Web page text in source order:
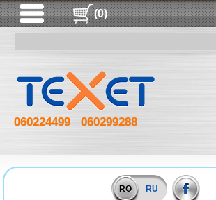
(0)
060224499 060299288
RO RU